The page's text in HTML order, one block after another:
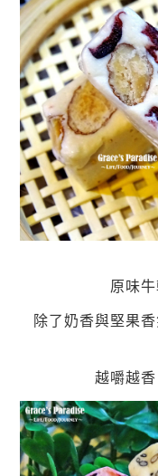
原味
除了奶香與堅果
越嚼越